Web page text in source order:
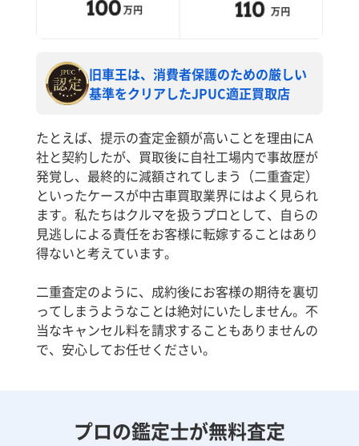
旧車王は、消費者保護のための厳しい
基準をクリアしたJPUC適正買取店
たとえば、提示の査定金額が高いことを理由にA
社と契約したが、買取後に自社工場内で事故歴が
発覚し、最終的に減額されてしまう（二重査定）
といったケースが中古車買取業界にはよく見られ
ます。私たちはクルマを扱うプロとして、自らの
見逃しによる責任をお客様に転嫁することはあり
得ないと考えています。
二重査定のように、成約後にお客様の期待を裏切
ってしまうようなことは絶対にいたしません。不
当なキャンセル料を請求することもありませんの
で、安心してお任せください。
プロの鑑定士が無料査定